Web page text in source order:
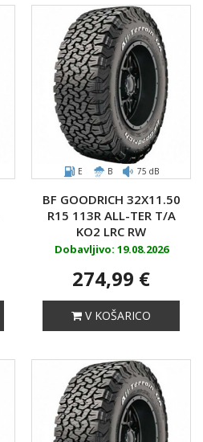
E B 75 dB
BF GOODRICH 32X11.50
R15 113R ALL-TER T/A
KO2 LRC RW
Dobavljivo: 19.08.2026
274,99 €
V KOŠARICO